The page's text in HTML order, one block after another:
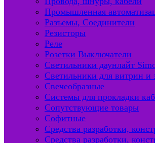
Промышленная
Разъемы, Соединители
Резисторы
Реле
Розетки Выключатели
Светильники даунлайт
Светильники для витрин и
Свечеобразные
Системы для прокладки
Сопутствующие товары
Софитные
Средства разработки,
Средства разработки,